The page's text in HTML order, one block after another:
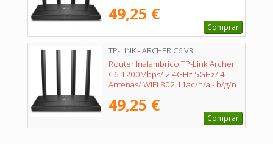
49,25 €
Comprar
TP-LINK - ARCHER C6 V3
Router Inalámbrico TP-Link Archer
C6 1200Mbps/ 2.4GHz 5GHz/ 4
Antenas/ WiFi 802.11ac/n/a - b/g/n
49,25 €
Comprar